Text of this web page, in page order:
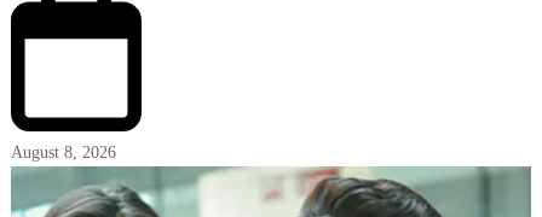
August 8, 2026